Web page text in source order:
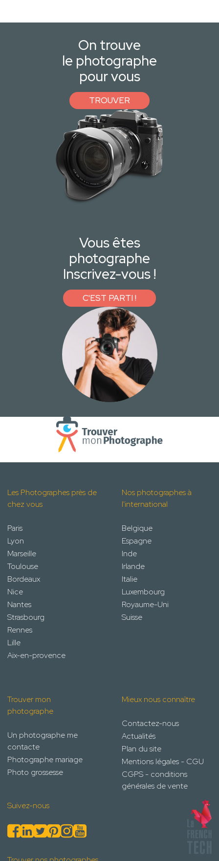
On trouve
le photographe
pour vous
TROUVER
Vous êtes
photographe
Inscrivez-vous !
C'EST PARTI !
Les Photographes près de
chez vous
Paris
Lyon
Marseille
Toulouse
Bordeaux
Nice
Nantes
Strasbourg
Rennes
Lille
Aix-en-provence
Nos photographes à
l'international
Belgique
Espagne
Inde
Irlande
Italie
Luxembourg
Royaume-Uni
Suisse
Trouver mon
photographe
Un photographe me
contacte
Photographe mariage
Photo grossesse
Mieux nous connaître
Contactez-nous
Actualités
Plan du site
Mentions légales - CGU
CGPS - conditions
générales de vente
Suivez-nous